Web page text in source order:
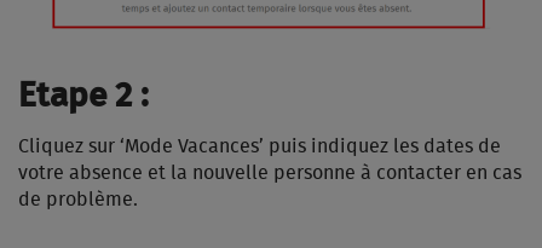
Etape 2 :
Cliquez sur ‘Mode Vacances’ puis indiquez les dates de
votre absence et la nouvelle personne à contacter en cas
de problème.